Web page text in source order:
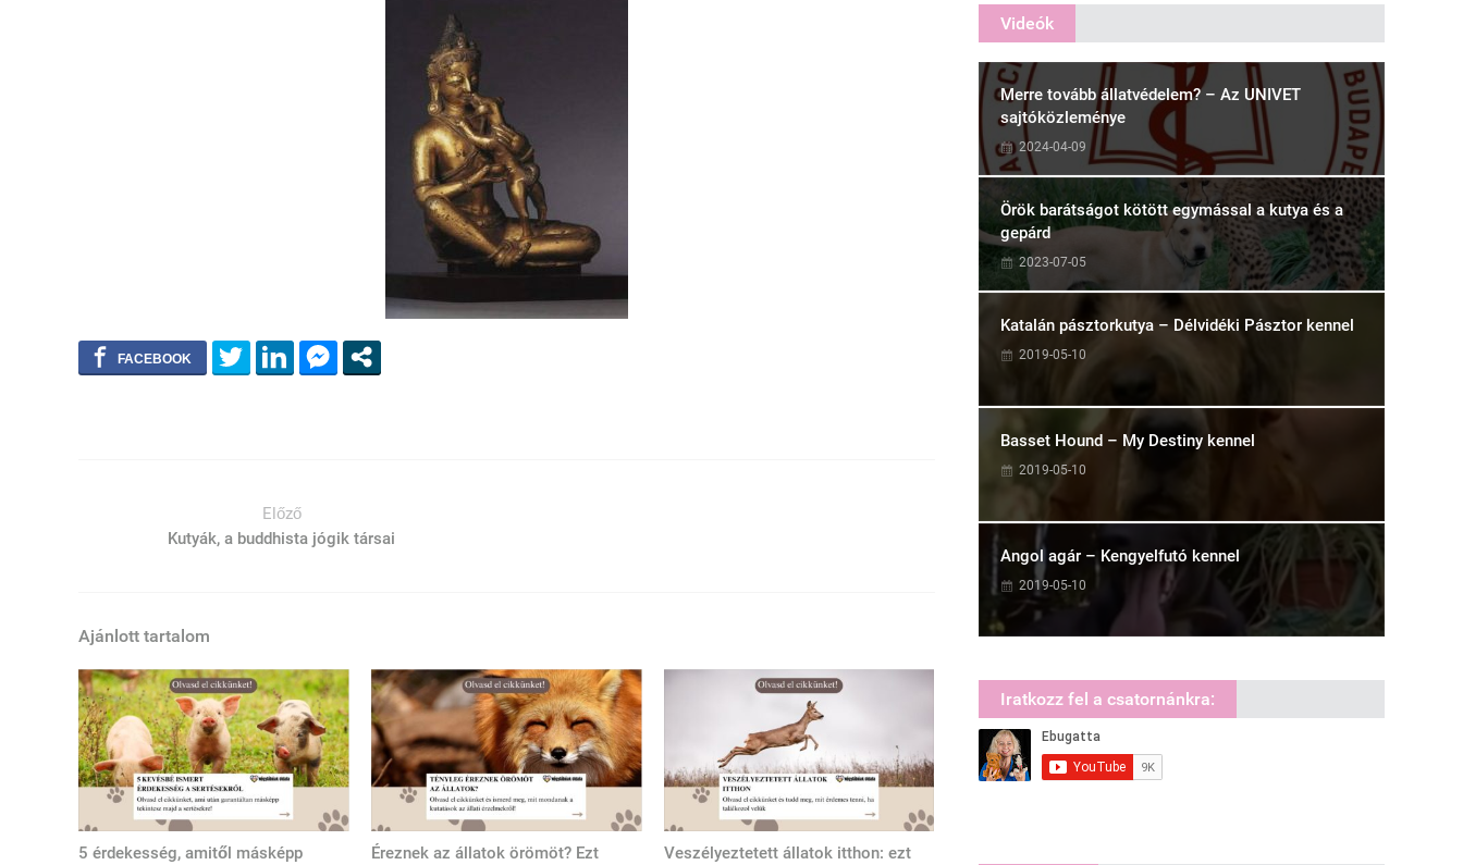
Előző
Kutyák, a buddhista jógik társai
Ajánlott tartalom
5 érdekesség, amitől másképp
Éreznek az állatok örömöt? Ezt
Veszélyeztetett állatok itthon: ezt
Videók
Merre tovább állatvédelem? – Az UNIVET
sajtóközleménye
2024-04-09
Örök barátságot kötött egymással a kutya és a
gepárd
2023-07-05
Katalán pásztorkutya – Délvidéki Pásztor kennel
2019-05-10
Basset Hound – My Destiny kennel
2019-05-10
Angol agár – Kengyelfutó kennel
2019-05-10
Iratkozz fel a csatornánkra: